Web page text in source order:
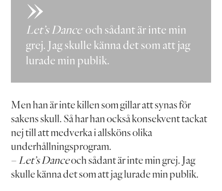
Let’s Danceoch sådant är inte min
grej. Jag skulle känna det som att jag
lurade min publik.
Men han är inte killen som gillar att synas för
sakens skull. Så har han också konsekvent tackat
nej till att medverka i allsköns olika
underhållningsprogram.
– Let’s Danceoch sådant är inte min grej. Jag
skulle känna det som att jag lurade min publik.